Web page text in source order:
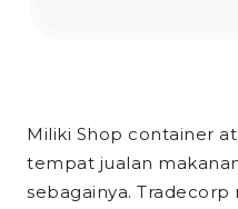
Miliki Shop container
tempat jualan
sebagainya.